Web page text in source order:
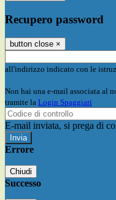
Recupero password
button close ×
all'indirizzo indicato con le
Non hai una e-mail associata al
tramite la Login Spaggiari
E-mail inviata, si prega di
Errore
Chiudi
Successo